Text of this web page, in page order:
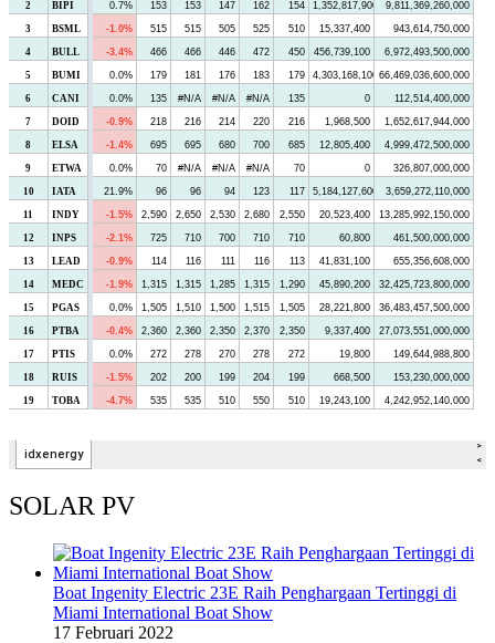
SOLAR PV
Boat Ingenity Electric 23E Raih Penghargaan Tertinggi di
Miami International Boat Show
17 Februari 2022